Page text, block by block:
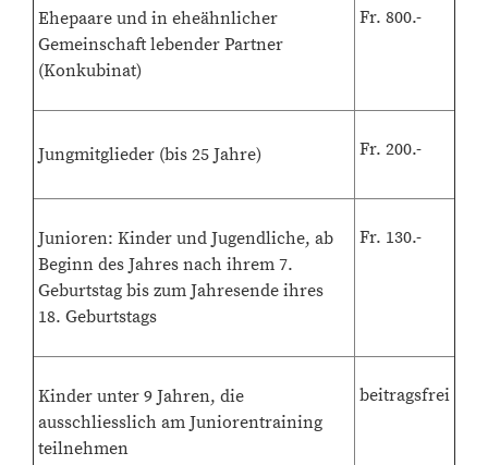
Ehepaare und in eheähnlicher
Gemeinschaft lebender Partner
(Konkubinat)
Fr. 800.-
Jungmitglieder (bis 25 Jahre) Fr. 200.-
Junioren: Kinder und Jugendliche, ab
Beginn des Jahres nach ihrem 7.
Geburtstag bis zum Jahresende ihres
18. Geburtstags
Fr. 130.-
Kinder unter 9 Jahren, die
ausschliesslich am Juniorentraining
teilnehmen
beitragsfrei